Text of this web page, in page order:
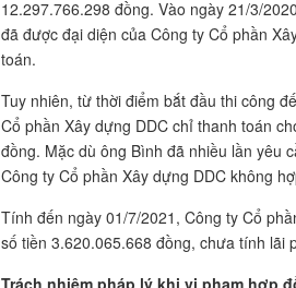
12.297.766.298 đồng. Vào ngày 21/3/
đã được đại diện của Công ty Cổ phần
toán.
Tuy nhiên, từ thời điểm bắt đầu thi công
Cổ phần Xây dựng DDC chỉ thanh toán
đồng. Mặc dù ông Bình đã nhiều lần yêu
Công ty Cổ phần Xây dựng DDC không
Tính đến ngày 01/7/2021, Công ty Cổ
số tiền 3.620.065.668 đồng, chưa tính lãi